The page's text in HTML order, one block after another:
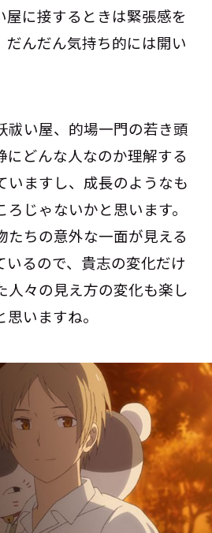
屋に接するときは緊張感を
だんだん気持ち的には開い
祓い屋、的場一門の若き頭
にどんな人なのか理解する
いますし、成長のようなも
じゃないかと思います。
たちの意外な一面が見える
いるので、貴志の変化だけ
人々の見え方の変化も楽し
いますね。